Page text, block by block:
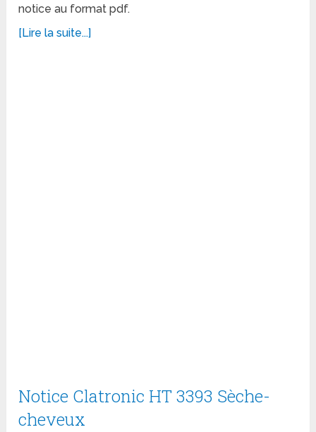
notice au format pdf.
[Lire la suite...]
Notice Clatronic HT 3393 Sèche-
cheveux